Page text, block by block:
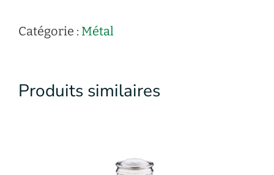
Catégorie : Métal
Produits similaires